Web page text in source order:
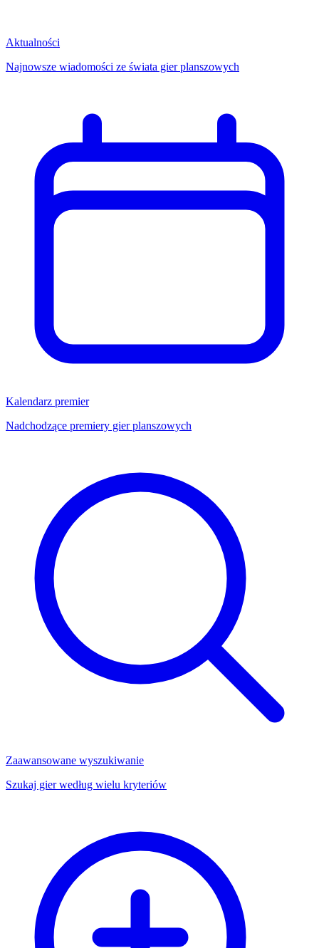
Aktualności
Najnowsze wiadomości ze świata gier planszowych
Kalendarz premier
Nadchodzące premiery gier planszowych
Zaawansowane wyszukiwanie
Szukaj gier według wielu kryteriów